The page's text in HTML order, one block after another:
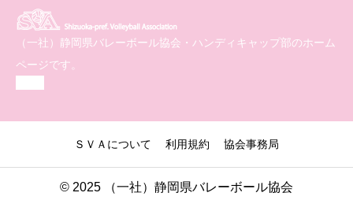
（一社）静岡県バレーボール協会・ハンディキャップ部のホーム
ページです。
ＳＶＡについて 利用規約 協会事務局
© 2025 （一社）静岡県バレーボール協会